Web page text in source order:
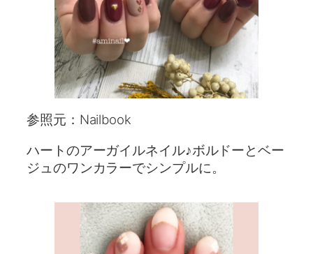
参照元：Nailbook
ハートのアーガイルネイル♪ボルドーとベー
ジュのワンカラーでシンプルに。